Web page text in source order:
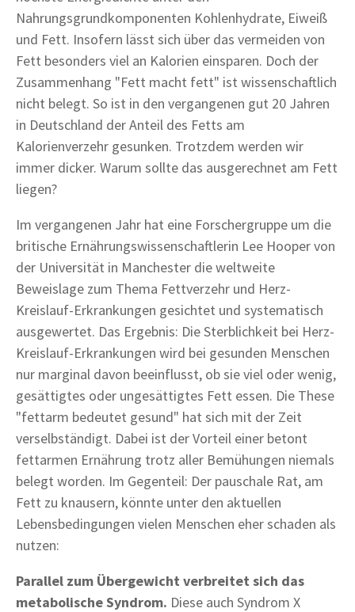
Nahrungsgrundkomponenten Kohlenhydrate, Eiweiß
und Fett. Insofern lässt sich über das vermeiden von
Fett besonders viel an Kalorien einsparen. Doch der
Zusammenhang "Fett macht fett" ist wissenschaftlich
nicht belegt. So ist in den vergangenen gut 20 Jahren
in Deutschland der Anteil des Fetts am
Kalorienverzehr gesunken. Trotzdem werden wir
immer dicker. Warum sollte das ausgerechnet am Fett
liegen?
Im vergangenen Jahr hat eine Forschergruppe um die
britische Ernährungswissenschaftlerin Lee Hooper von
der Universität in Manchester die weltweite
Beweislage zum Thema Fettverzehr und Herz-
Kreislauf-Erkrankungen gesichtet und systematisch
ausgewertet. Das Ergebnis: Die Sterblichkeit bei Herz-
Kreislauf-Erkrankungen wird bei gesunden Menschen
nur marginal davon beeinflusst, ob sie viel oder wenig,
gesättigtes oder ungesättigtes Fett essen. Die These
"fettarm bedeutet gesund" hat sich mit der Zeit
verselbständigt. Dabei ist der Vorteil einer betont
fettarmen Ernährung trotz aller Bemühungen niemals
belegt worden. Im Gegenteil: Der pauschale Rat, am
Fett zu knausern, könnte unter den aktuellen
Lebensbedingungen vielen Menschen eher schaden als
nutzen:
Parallel zum Übergewicht verbreitet sich das
metabolische Syndrom. Diese auch Syndrom X